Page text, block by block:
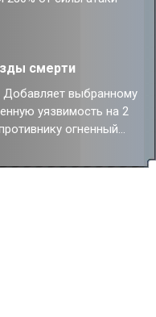
смерти
Добавляет выбранному
уязвимость на 2
огненный
250%) от силы атаки
огненный урон,